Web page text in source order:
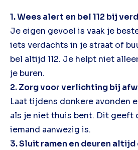
1. Wees alert en bel 112 bij
Je eigen gevoel is vaak je
iets verdachts in je straat of
bel altijd 112. Je helpt niet
je buren.
2. Zorg voor verlichting bij
Laat tijdens donkere avonden
als je niet thuis bent. Dit geeft
iemand aanwezig is.
3. Sluit ramen en deuren altijd